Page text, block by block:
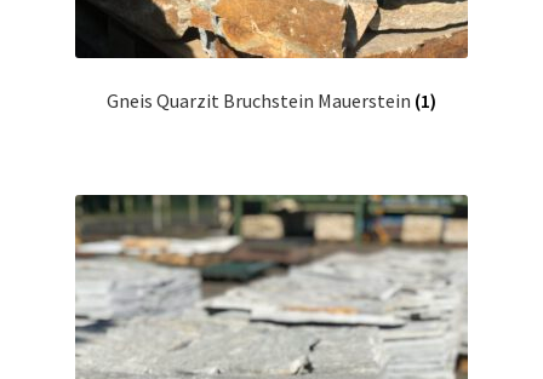
Gneis Quarzit Bruchstein Mauerstein (1)